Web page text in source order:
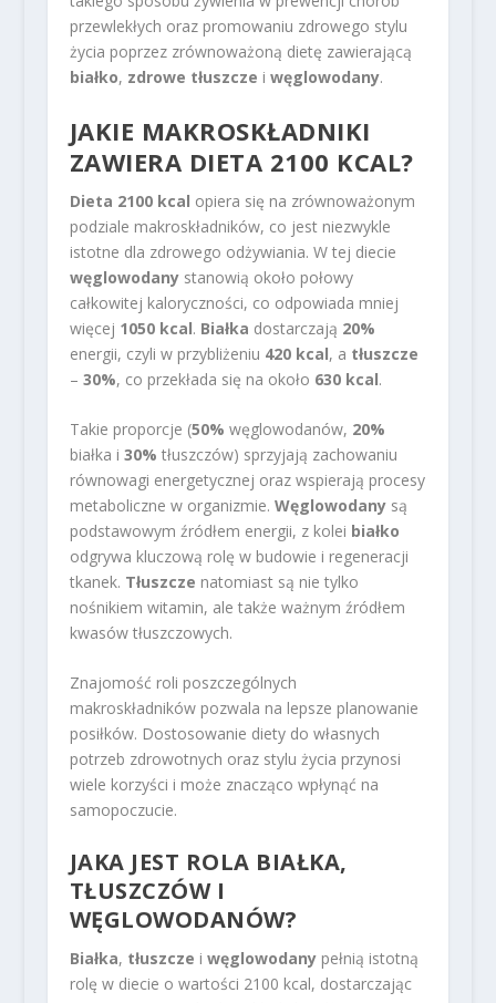
przewlekłych oraz promowaniu zdrowego stylu
życia poprzez zrównoważoną dietę zawierającą
białko, zdrowe tłuszcze i węglowodany.
JAKIE MAKROSKŁADNIKI
ZAWIERA DIETA 2100 KCAL?
Dieta 2100 kcal opiera się na zrównoważonym
podziale makroskładników, co jest niezwykle
istotne dla zdrowego odżywiania. W tej diecie
węglowodanystanowią około połowy
całkowitej kaloryczności, co odpowiada mniej
więcej 1050 kcal. Białka dostarczają 20%
energii, czyli w przybliżeniu 420 kcal, a tłuszcze
– 30%, co przekłada się na około 630 kcal.
Takie proporcje (50% węglowodanów, 20%
białka i 30% tłuszczów) sprzyjają zachowaniu
równowagi energetycznej oraz wspierają procesy
metaboliczne w organizmie. Węglowodanysą
podstawowym źródłem energii, z kolei białko
odgrywa kluczową rolę w budowie i regeneracji
tkanek. Tłuszcze natomiast są nie tylko
nośnikiem witamin, ale także ważnym źródłem
kwasów tłuszczowych.
Znajomość roli poszczególnych
makroskładników pozwala na lepsze planowanie
posiłków. Dostosowanie diety do własnych
potrzeb zdrowotnych oraz stylu życia przynosi
wiele korzyści i może znacząco wpłynąć na
samopoczucie.
JAKA JEST ROLA BIAŁKA,
TŁUSZCZÓW I
WĘGLOWODANÓW?
Białka, tłuszcze i węglowodanypełnią istotną
rolę w diecie o wartości 2100 kcal, dostarczając